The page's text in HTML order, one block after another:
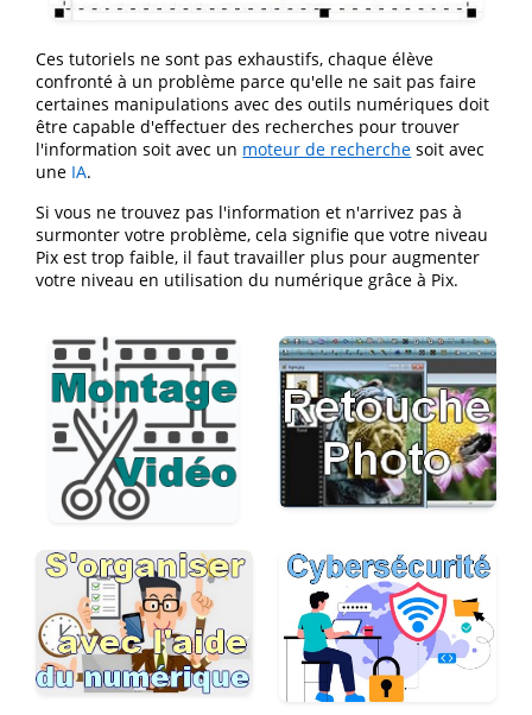
Ces tutoriels ne sont pas exhaustifs, chaque élève
confronté à un problème parce qu'elle ne sait pas faire
certaines manipulations avec des outils numériques doit
être capable d'effectuer des recherches pour trouver
l'information soit avec un moteur de recherche soit avec
une IA.
Si vous ne trouvez pas l'information et n'arrivez pas à
surmonter votre problème, cela signifie que votre niveau
Pix est trop faible, il faut travailler plus pour augmenter
votre niveau en utilisation du numérique grâce à Pix.